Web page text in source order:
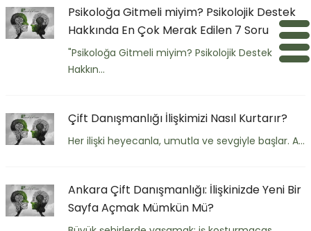
Psikoloğa Gitmeli miyim? Psikolojik Destek
Hakkında En Çok Merak Edilen 7 Soru
"Psikoloğa Gitmeli miyim? Psikolojik Destek
Hakkın...
Çift Danışmanlığı İlişkimizi Nasıl Kurtarır?
Her ilişki heyecanla, umutla ve sevgiyle başlar. A...
Ankara Çift Danışmanlığı: İlişkinizde Yeni Bir
Sayfa Açmak Mümkün Mü?